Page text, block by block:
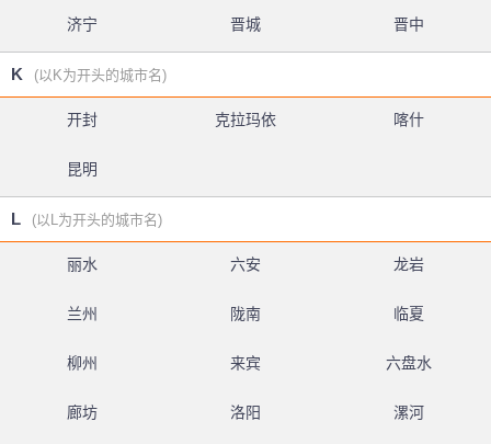
济宁 晋城 晋中
K (以K为开头的城市名)
开封 克拉玛依 喀什
昆明
L (以L为开头的城市名)
丽水 六安 龙岩
兰州 陇南 临夏
柳州 来宾 六盘水
廊坊 洛阳 漯河